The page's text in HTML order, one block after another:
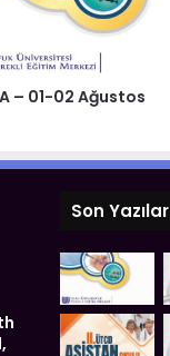
– 01-02 Ağustos
Son Yazılar